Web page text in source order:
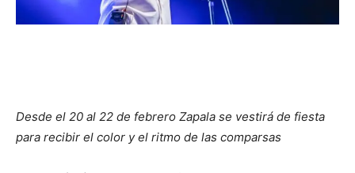
Desde el 20 al 22 de febrero Zapala se vestirá de fiesta
para recibir el color y el ritmo de las comparsas